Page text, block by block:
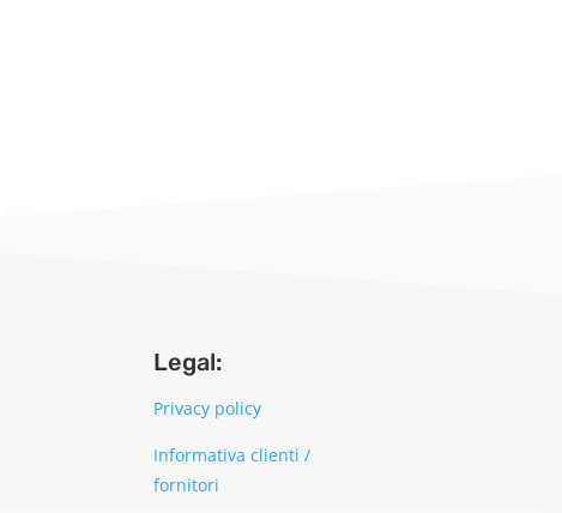
Legal:
Privacy policy
Informativa clienti /
fornitori